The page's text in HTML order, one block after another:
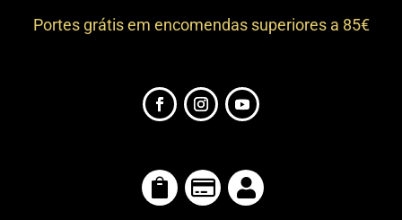
Portes grátis em encomendas superiores a 85€
  